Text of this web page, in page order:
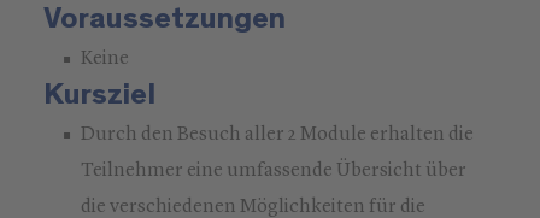
Voraussetzungen
Keine
Kursziel
Durch den Besuch aller 2 Module erhalten die
Teilnehmer eine umfassende Übersicht über
die verschiedenen Möglichkeiten für die